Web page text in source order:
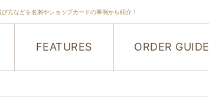
方などを名刺やショップカードの事例から紹介！
FEATURES ORDER GUIDE